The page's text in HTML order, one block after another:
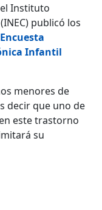
Instituto
publicó los
Encuesta
Infantil
menores de
decir que uno de
este trastorno
su